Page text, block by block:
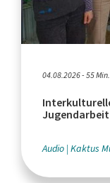
04.08.2026 - 55 Min.
Audio Kaktus